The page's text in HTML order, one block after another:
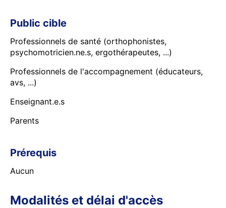
Public cible
Professionnels de santé (orthophonistes,
psychomotricien.ne.s, ergothérapeutes, ...)
Professionnels de l'accompagnement (éducateurs,
avs, ...)
Enseignant.e.s
Parents
Prérequis
Aucun
Modalités et délai d'accès